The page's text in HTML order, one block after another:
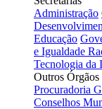
Administração
Educação
e Igualdade
Tecnologia da
Outros Órgãos
Procuradoria
Conselhos